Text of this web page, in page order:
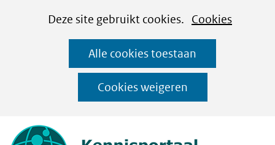
CookiesDeze site gebruikt cookies. Cookies
op
Alle cookies toestaan
Cookies weigeren
Ga
naar
de
inhoud